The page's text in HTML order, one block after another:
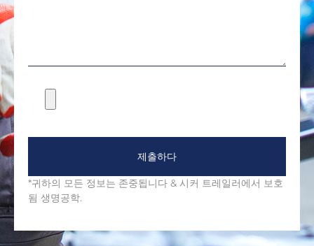
제출하다
*귀하의 모든 정보는 존중됩니다 & 시커 트레일러에서 보호
됨 생명공학.